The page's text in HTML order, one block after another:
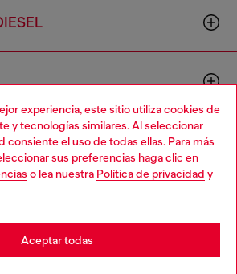
experiencia, este sitio utiliza cookies de
y tecnologías similares. Al seleccionar
consiente el uso de todas ellas. Para más
sus preferencias haga clic en
o lea nuestra Política de privacidad y
Aceptar todas
SpA - Todos los derechos reservados -